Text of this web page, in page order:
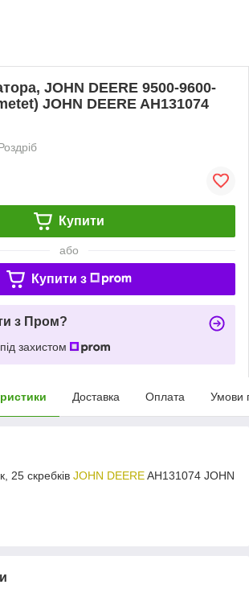
JOHN DEERE 9500-9600-
JOHN DEERE AH131074
Купити
або
Купити з
з Пром?
захистом
Доставка Оплата Умови
25 скребків JOHN DEEREAH131074 JOHN